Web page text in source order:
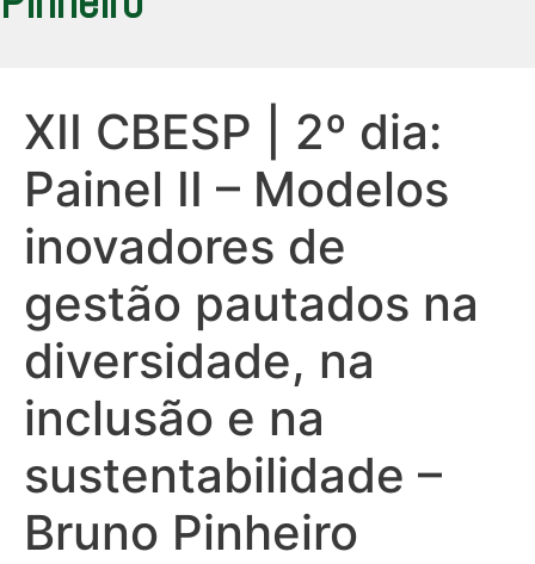
XII CBESP | 2º dia:
Painel II – Modelos
inovadores de
gestão pautados na
diversidade, na
inclusão e na
sustentabilidade –
Bruno Pinheiro